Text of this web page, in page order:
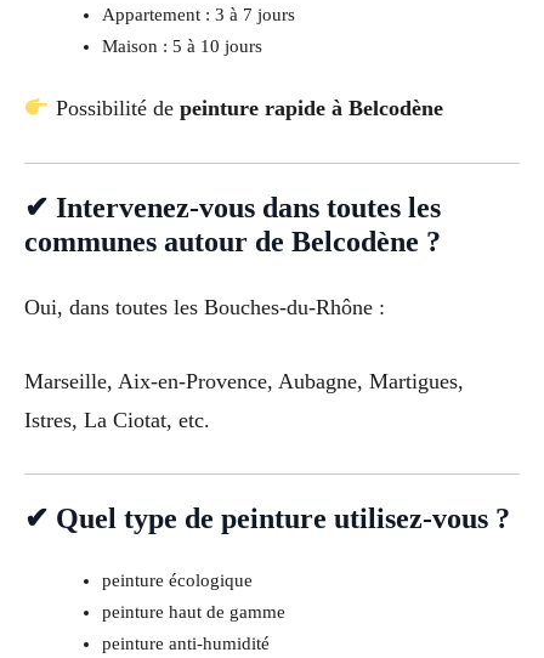
Appartement : 3 à 7 jours
Maison : 5 à 10 jours
Possibilité de peinture rapide à Belcodène
✔ Intervenez-vous dans toutes les
communes autour de Belcodène ?
Oui, dans toutes les Bouches-du-Rhône :
Marseille, Aix-en-Provence, Aubagne, Martigues,
Istres, La Ciotat, etc.
✔ Quel type de peinture utilisez-vous ?
peinture écologique
peinture haut de gamme
peinture anti-humidité